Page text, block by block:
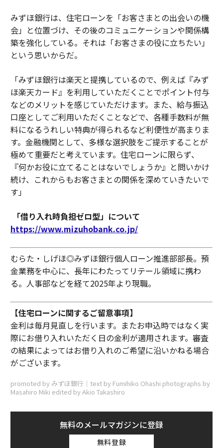
みずほ銀行は、住宅ローンを「お客さまとの出会いの機
会」と位置づけ、その後のコミュニケーションや関係構
築を強化している。それは「お客さまの役に立ちたい」
という思いからだ。
「みずほ銀行は楽天と提携しているので、例えば『みず
ほ楽天カード』を利用していただくことでポイント付与
などのメリットを感じていただけます。また、給与振込
口座としてご利用いただくことなどで、各種手数料が無
料になるうれしい特典が得られるなど利便性が高まりま
す。金融機関として、多様な選択肢をご提示することが
極めて重要だと考えています。住宅ローンに限らず、
『何かお役に立てることはないでしょうか』と問いかけ
続け、これからもお客さまとの関係を深めていきたいで
す」
「借り入れ時負担ゼロ型」について
https://www.mizuhobank.co.jp/
むらた・しげほ◎みずほ銀行個人ローン推進部部長。預
金業務を中心に、長年にわたってリテール領域に携わ
る。人事部などを経て2025年より現職。
【住宅ローンに関するご留意事項】
金利は毎月見直しを行います。またお申込時ではなく実
際にお借り入れいただく日の金利が適用されます。審査
の結果によってはお借り入れのご希望に沿いかねる場合
がございます。
promoted by みずほ銀行｜text by Fumihiko Ohashi photographs by
Masahiro Miki edited by Akio Takashiro
無料のメールマガジンに登録
無料登録